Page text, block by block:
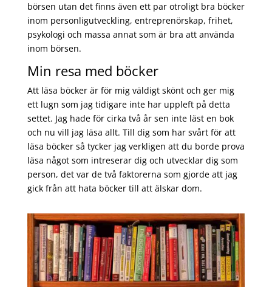
börsen utan det finns även ett par otroligt bra böcker
inom personligutveckling, entreprenörskap, frihet,
psykologi och massa annat som är bra att använda
inom börsen.
Min resa med böcker
Att läsa böcker är för mig väldigt skönt och ger mig
ett lugn som jag tidigare inte har uppleft på detta
settet. Jag hade för cirka två år sen inte läst en bok
och nu vill jag läsa allt. Till dig som har svårt för att
läsa böcker så tycker jag verkligen att du borde prova
läsa något som intreserar dig och utvecklar dig som
person, det var de två faktorerna som gjorde att jag
gick från att hata böcker till att älskar dom.